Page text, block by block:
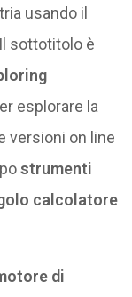
usando il
sottotitolo è
esplorare la
versioni on line
strumenti
calcolatore
di